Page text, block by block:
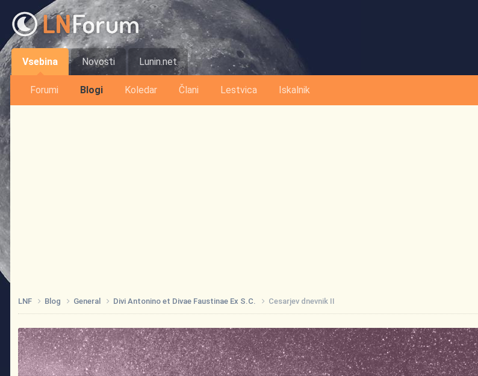
Vsebina
Forumi Blogi Koledar Člani Lestvica Iskalnik
Novosti Lunin.net
LNF Blog General Divi Antonino et Divae Faustinae Ex S.C. Cesarjev dnevnik II